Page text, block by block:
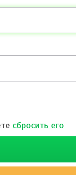
сбросить его